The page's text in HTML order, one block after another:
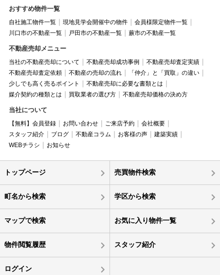
おすすめ物件一覧
自社施工物件一覧 現地見学会開催中の物件
会員様限定物件一覧
川口市の不動産一覧
戸田市の不動産一覧 蕨市の不動産一覧
不動産売却メニュー
当社の不動産売却について 不動産売却成功事例
不動産売却査定実績
不動産売却査定依頼
不動産の売却の流れ
「仲介」と「買取」の違い
少しでも高く売るポイント
不動産売却に必要な書類とは
媒介契約の種類とは
買取業者の選び方 不動産売却価格の決め方
当社について
【無料】会員登録 お問い合わせ ご来店予約
会社概要
スタッフ紹介
ブログ 不動産コラム お客様の声
建築実績
WEBチラシ
お知らせ
トップページ 売買物件検索
町名から検索 学区から検索
マップで検索 お気に入り物件一覧
物件閲覧履歴 スタッフ紹介
ログイン